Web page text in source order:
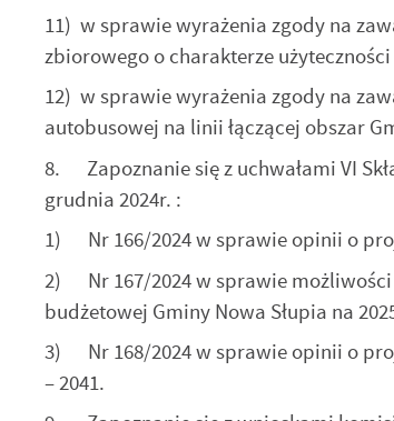
11) w sprawie wyrażenia zgody na
zbiorowego o charakterze
12) w sprawie wyrażenia zgody na
autobusowej na linii łączącej obszar
8. Zapoznanie się z uchwałami VI
grudnia 2024r. :
1) Nr 166/2024 w sprawie opinii o
2) Nr 167/2024 w sprawie możliwości
budżetowej Gminy Nowa Słupia na
3) Nr 168/2024 w sprawie opinii o
– 2041.